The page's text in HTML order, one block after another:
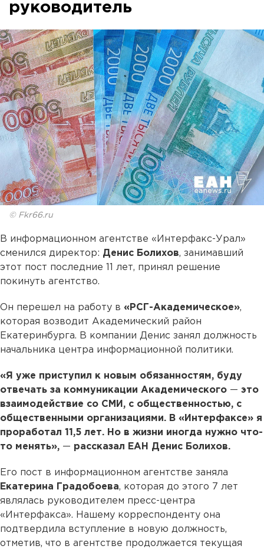
руководитель
© Fkr66.ru
В информационном агентстве «Интерфакс-Урал»
сменился директор: Денис Болихов, занимавший
этот пост последние 11 лет, принял решение
покинуть агентство.
Он перешел на работу в «РСГ-Академическое»,
которая возводит Академический район
Екатеринбурга. В компании Денис занял должность
начальника центра информационной политики.
«Я уже приступил к новым обязанностям, буду
отвечать за коммуникации Академического — это
взаимодействие со СМИ, с общественностью, с
общественными организациями. В «Интерфаксе» я
проработал 11,5 лет. Но в жизни иногда нужно что-
то менять», — рассказал ЕАН Денис Болихов.
Его пост в информационном агентстве заняла
Екатерина Градобоева, которая до этого 7 лет
являлась руководителем пресс-центра
«Интерфакса». Нашему корреспонденту она
подтвердила вступление в новую должность,
отметив, что в агентстве продолжается текущая